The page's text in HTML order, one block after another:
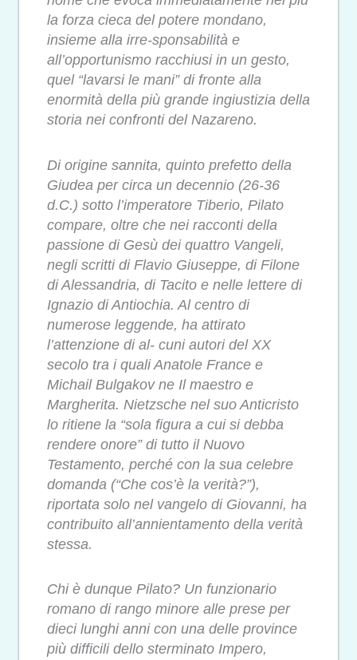
la forza cieca del potere mondano,
insieme alla irre-sponsabilità e
all’opportunismo racchiusi in un gesto,
quel “lavarsi le mani” di fronte alla
enormità della più grande ingiustizia della
storia nei confronti del Nazareno.
Di origine sannita, quinto prefetto della
Giudea per circa un decennio (26-36
d.C.) sotto l’imperatore Tiberio, Pilato
compare, oltre che nei racconti della
passione di Gesù dei quattro Vangeli,
negli scritti di Flavio Giuseppe, di Filone
di Alessandria, di Tacito e nelle lettere di
Ignazio di Antiochia. Al centro di
numerose leggende, ha attirato
l’attenzione di al- cuni autori del XX
secolo tra i quali Anatole France e
Michail Bulgakov ne Il maestro e
Margherita. Nietzsche nel suo Anticristo
lo ritiene la “sola figura a cui si debba
rendere onore” di tutto il Nuovo
Testamento, perché con la sua celebre
domanda (“Che cos’è la verità?”),
riportata solo nel vangelo di Giovanni, ha
contribuito all’annientamento della verità
stessa.
Chi è dunque Pilato? Un funzionario
romano di rango minore alle prese per
dieci lunghi anni con una delle province
più difficili dello sterminato Impero,